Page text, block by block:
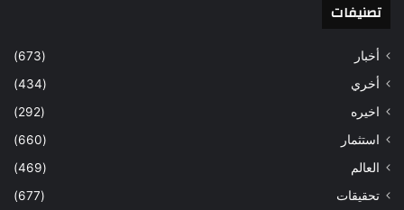
تصنيفات
أخبار
(673)
أخري
(434)
اخيره
(292)
استثمار
(660)
العالم
(469)
تحقيقات
(677)